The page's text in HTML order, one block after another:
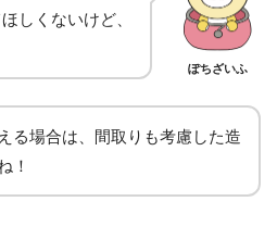
しくないけど、
ぽちざいふ
る場合は、間取りも考慮した造
！